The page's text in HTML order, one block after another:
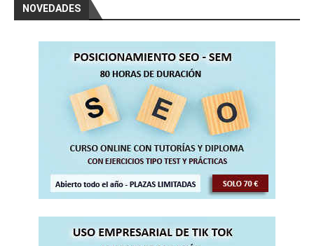
NOVEDADES